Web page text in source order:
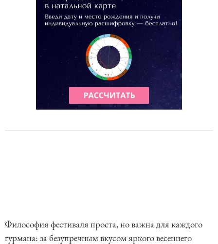
Философия фестиваля проста, но важна для каждого
гурмана: за безупречным вкусом яркого весеннего